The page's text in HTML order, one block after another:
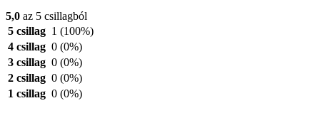
5,0 az 5 csillagból
5 csillag 1 (100%)
4 csillag 0 (0%)
3 csillag 0 (0%)
2 csillag 0 (0%)
1 csillag 0 (0%)